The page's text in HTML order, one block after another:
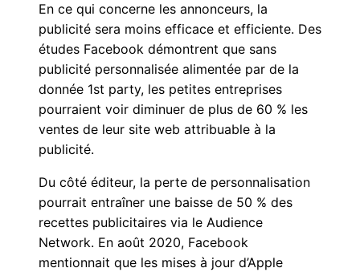
En ce qui concerne les annonceurs, la
publicité sera moins efficace et efficiente. Des
études Facebook démontrent que sans
publicité personnalisée alimentée par de la
donnée 1st party, les petites entreprises
pourraient voir diminuer de plus de 60 % les
ventes de leur site web attribuable à la
publicité.
Du côté éditeur, la perte de personnalisation
pourrait entraîner une baisse de 50 % des
recettes publicitaires via le Audience
Network. En août 2020, Facebook
mentionnait que les mises à jour d’Apple